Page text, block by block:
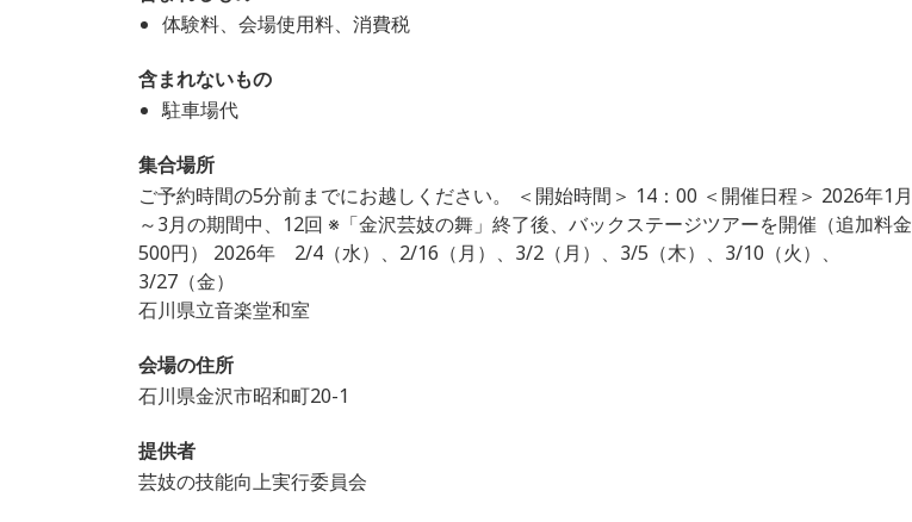
体験料、会場使用料、消費税
含まれないもの
駐車場代
集合場所
ご予約時間の5分前までにお越しください。 ＜開始時間＞ 14：00 ＜開催日程＞ 2026年1月
～3月の期間中、12回 ※「金沢芸妓の舞」終了後、バックステージツアーを開催（追加料金
500円） 2026年 2/4（水）、2/16（月）、3/2（月）、3/5（木）、3/10（火）、
3/27（金）
石川県立音楽堂和室
会場の住所
石川県金沢市昭和町20-1
提供者
芸妓の技能向上実行委員会